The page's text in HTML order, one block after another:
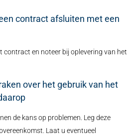
contract afsluiten met een
contract en noteer bij oplevering van het
over het gebruik van het
de kans op problemen. Leg deze
Laat u eventueel